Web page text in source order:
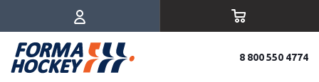
8 800 550 4774